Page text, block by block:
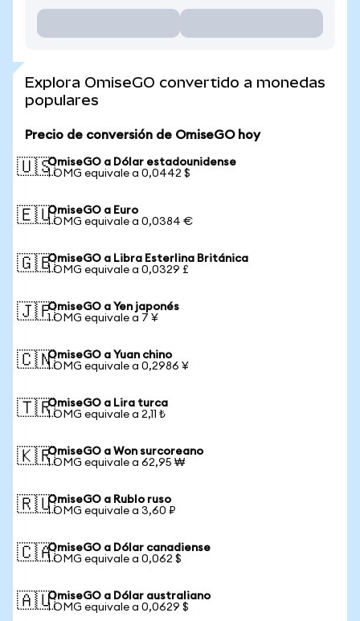
Explora OmiseGO convertido a monedas
populares
Precio de conversión de OmiseGO hoy
🇺🇸OmiseGO a Dólar estadounidense
1 OMG equivale a 0,0442 $
🇪🇺OmiseGO a Euro
1 OMG equivale a 0,0384 €
🇬🇧OmiseGO a Libra Esterlina Británica
1 OMG equivale a 0,0329 £
🇯🇵OmiseGO a Yen japonés
1 OMG equivale a 7 ¥
🇨🇳OmiseGO a Yuan chino
1 OMG equivale a 0,2986 ¥
🇹🇷OmiseGO a Lira turca
1 OMG equivale a 2,11 ₺
🇰🇷OmiseGO a Won surcoreano
1 OMG equivale a 62,95 ₩
🇷🇺OmiseGO a Rublo ruso
1 OMG equivale a 3,60 ₽
🇨🇦OmiseGO a Dólar canadiense
1 OMG equivale a 0,062 $
🇦🇺OmiseGO a Dólar australiano
1 OMG equivale a 0,0629 $